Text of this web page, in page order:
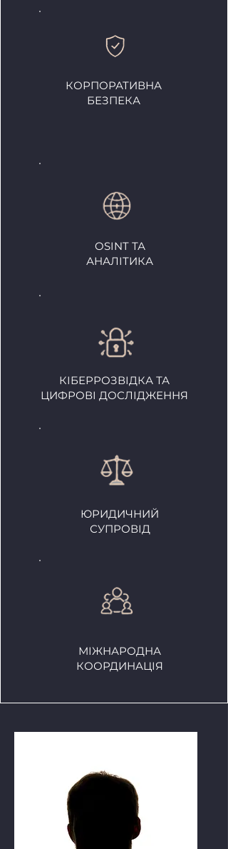
КОРПОРАТИВНА
БЕЗПЕКА
OSINT ТА
АНАЛІТИКА
КІБЕРРОЗВІДКА ТА
ЦИФРОВІ ДОСЛІДЖЕННЯ
ЮРИДИЧНИЙ
СУПРОВІД
МІЖНАРОДНА
КООРДИНАЦІЯ